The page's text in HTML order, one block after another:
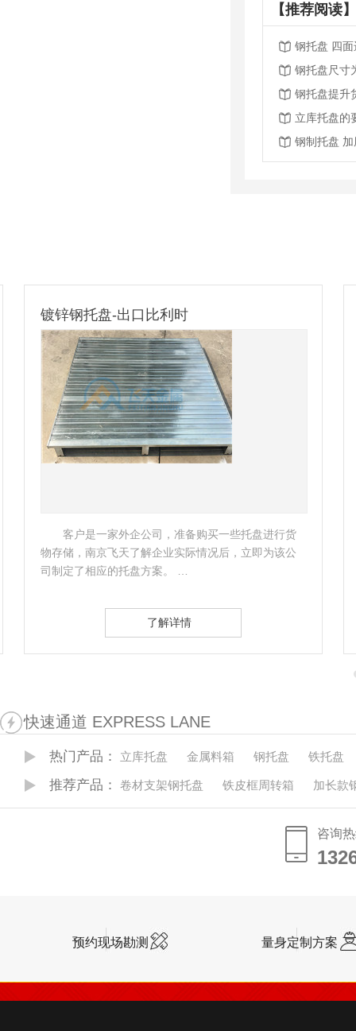
【推荐阅读
钢托盘 四
钢托盘尺寸
钢托盘提升
立库托盘的
钢制托盘
镀锌钢托盘-出口比利时
客户是一家外企公司，准备购买一些托盘进行货
物存储，南京飞天了解企业实际情况后，立即为该公
司制定了相应的托盘方案。 …
了解详情
快速通道 EXPRESS LANE
热门产品： 立库托盘 金属料箱 钢托盘 铁托盘
推荐产品： 卷材支架钢托盘 铁皮框周转箱 加长款
咨询
预约现场勘测 量身定制方案